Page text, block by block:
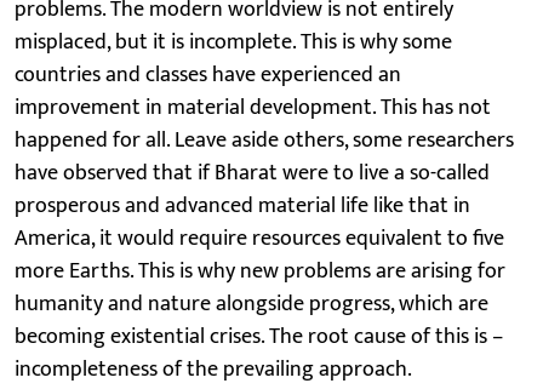
problems. The modern worldview is not entirely
misplaced, but it is incomplete. This is why some
countries and classes have experienced an
improvement in material development. This has not
happened for all. Leave aside others, some researchers
have observed that if Bharat were to live a so-called
prosperous and advanced material life like that in
America, it would require resources equivalent to five
more Earths. This is why new problems are arising for
humanity and nature alongside progress, which are
becoming existential crises. The root cause of this is –
incompleteness of the prevailing approach.